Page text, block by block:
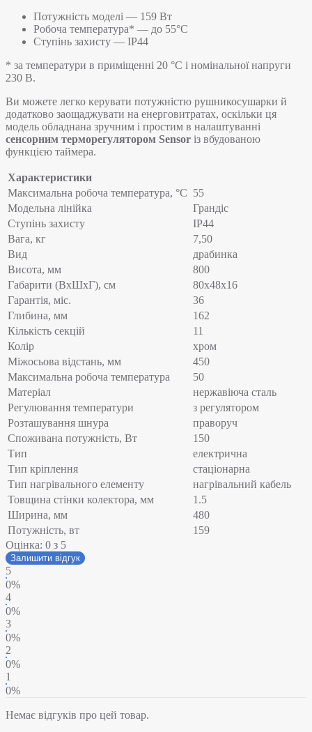
Потужність моделі — 159 Вт
Робоча температура* — до 55°C
Ступінь захисту — IP44
* за температури в приміщенні 20 °С і номінальної напруги
230 В.
Ви можете легко керувати потужністю рушникосушарки й
додатково заощаджувати на енерговитратах, оскільки ця
модель обладнана зручним і простим в налаштуванні
сенсорним терморегулятором Sensor із вбудованою
функцією таймера.
Характеристики
Максимальна робоча температура, °C 55
Модельна лінійка
Грандіс
Ступінь захисту
IP44
Вага, кг
7,50
Вид
драбинка
Висота, мм
800
Габарити (ВхШхГ), см
80x48x16
Гарантія, міс.
36
Глибина, мм
162
Кількість секцій
11
Колір
хром
Міжосьова відстань, мм
450
Максимальна робоча температура
50
Матеріал
нержавіюча сталь
Регулювання температури
з регулятором
Розташування шнура
праворуч
Споживана потужність, Вт
150
Тип
електрична
Тип кріплення
стаціонарна
Тип нагрівального елементу
нагрівальний кабель
Товщина стінки колектора, мм
1.5
Ширина, мм
480
Потужність, вт
159
Оцінка: 0 з 5
Залишити відгук
5
0%
4
0%
3
0%
2
0%
1
0%
Немає відгуків про цей товар.